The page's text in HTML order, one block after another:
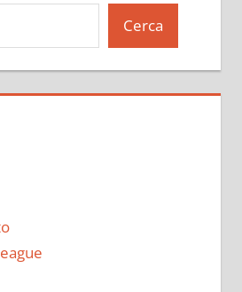
Cerca